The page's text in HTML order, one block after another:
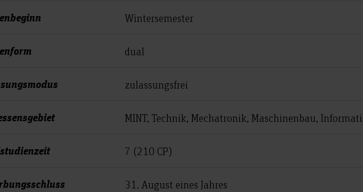
Wintersemester
dual
zulassungsfrei
MINT, Technik, Mechatronik, Maschinenbau,
7 (210 CP)
31. August eines Jahres